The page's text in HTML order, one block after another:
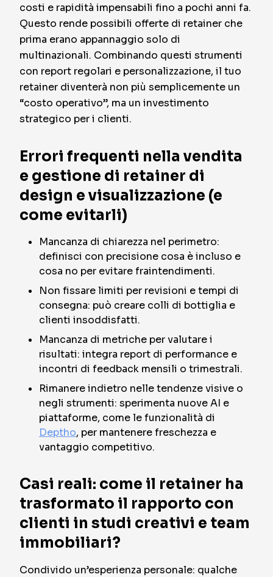
costi e rapidità impensabili fino a pochi anni fa.
Questo rende possibili offerte di retainer che
prima erano appannaggio solo di
multinazionali. Combinando questi strumenti
con report regolari e personalizzazione, il tuo
retainer diventerà non più semplicemente un
“costo operativo”, ma un investimento
strategico per i clienti.
Errori frequenti nella vendita
e gestione di retainer di
design e visualizzazione (e
come evitarli)
Mancanza di chiarezza nel perimetro:
definisci con precisione cosa è incluso e
cosa no per evitare fraintendimenti.
Non fissare limiti per revisioni e tempi di
consegna: può creare colli di bottiglia e
clienti insoddisfatti.
Mancanza di metriche per valutare i
risultati: integra report di performance e
incontri di feedback mensili o trimestrali.
Rimanere indietro nelle tendenze visive o
negli strumenti: sperimenta nuove AI e
piattaforme, come le funzionalità di
Deptho, per mantenere freschezza e
vantaggio competitivo.
Casi reali: come il retainer ha
trasformato il rapporto con
clienti in studi creativi e team
immobiliari?
Condivido un’esperienza personale: qualche